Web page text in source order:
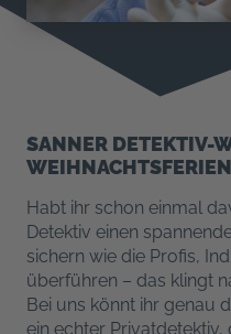
SANNER DETEKTIV-
WEIHNACHTSFERIEN
Habt ihr schon einmal
Detektiv einen
sichern wie die Profis,
überführen – das klingt
Bei uns könnt ihr genau
ein echter Privatdetektiv,